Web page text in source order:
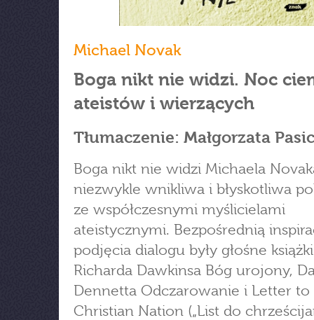
Michael Novak
Boga nikt nie widzi. Noc
ateistów i wierzących
Tłumaczenie: Małgorzata
Boga nikt nie widzi Michaela
niezwykle wnikliwa i błyskotliwa
ze współczesnymi myślicielami
ateistycznymi. Bezpośrednią
podjęcia dialogu były głośne
Richarda Dawkinsa Bóg urojony,
Dennetta Odczarowanie i Letter to
Christian Nation („List do